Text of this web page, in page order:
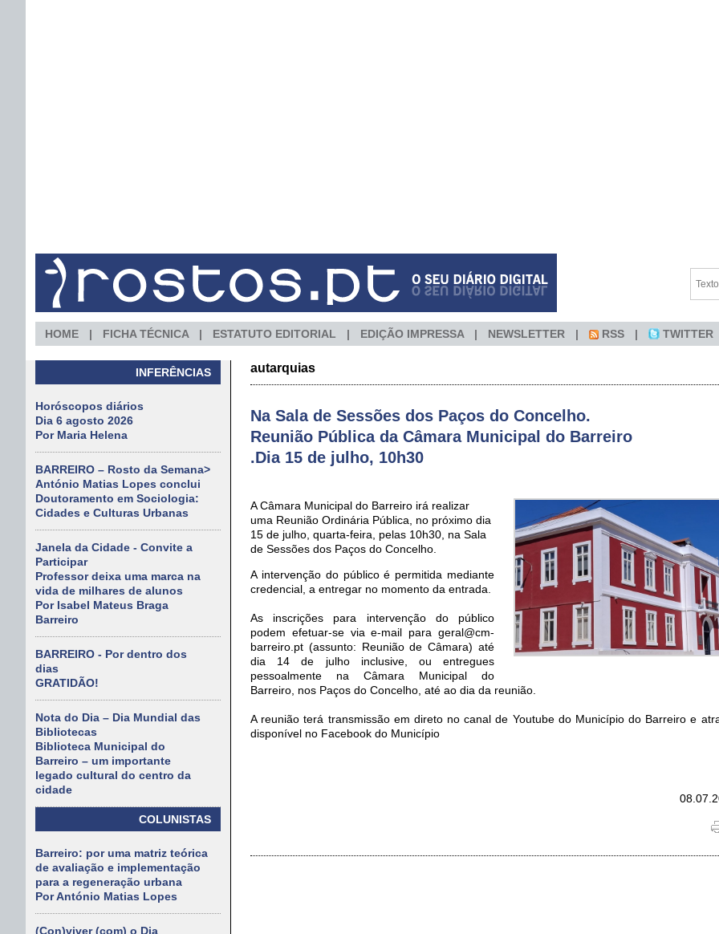
HOME FICHA TÉCNICA ESTATUTO EDITORIAL EDIÇÃO IMPRESSA NEWSLETTER RSS TWITTER
INFERÊNCIAS
Horóscopos diários
Dia 6 agosto 2026
Por Maria Helena
BARREIRO – Rosto da Semana>
António Matias Lopes conclui
Doutoramento em Sociologia:
Cidades e Culturas Urbanas
Janela da Cidade - Convite a
Participar
Professor deixa uma marca na
vida de milhares de alunos
Por Isabel Mateus Braga
Barreiro
BARREIRO - Por dentro dos
dias
GRATIDÃO!
Nota do Dia – Dia Mundial das
Bibliotecas
Biblioteca Municipal do
Barreiro – um importante
legado cultural do centro da
cidade
COLUNISTAS
Barreiro: por uma matriz teórica
de avaliação e implementação
para a regeneração urbana
Por António Matias Lopes
(Con)viver (com) o Dia
autarquias
Na Sala de Sessões dos Paços do Concelho.
Reunião Pública da Câmara Municipal do Barreiro
.Dia 15 de julho, 10h30
A Câmara Municipal do Barreiro irá realizar
uma Reunião Ordinária Pública, no próximo dia
15 de julho, quarta-feira, pelas 10h30, na Sala
de Sessões dos Paços do Concelho.
A intervenção do público é permitida mediante
credencial, a entregar no momento da entrada.
As inscrições para intervenção do público
podem efetuar-se via e-mail para geral@cm-
barreiro.pt (assunto: Reunião de Câmara) até
dia 14 de julho inclusive, ou entregues
pessoalmente na Câmara Municipal do
Barreiro, nos Paços do Concelho, até ao dia da reunião.
A reunião terá transmissão em direto no canal de Youtube do Município do Barreiro e
disponível no Facebook do Município